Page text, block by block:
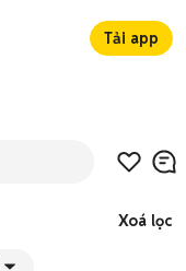
Tải app
Xoá lọc